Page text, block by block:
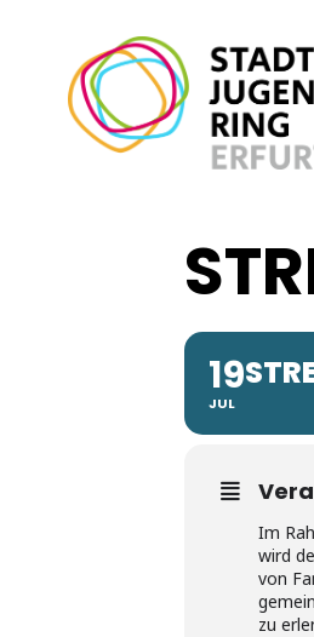
springen
19
JUL
Im
wird
von
zu